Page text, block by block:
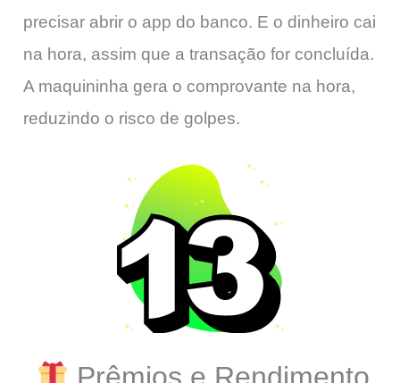
precisar abrir o app do banco. E o dinheiro cai
na hora, assim que a transação for concluída.
A maquininha gera o comprovante na hora,
reduzindo o risco de golpes.